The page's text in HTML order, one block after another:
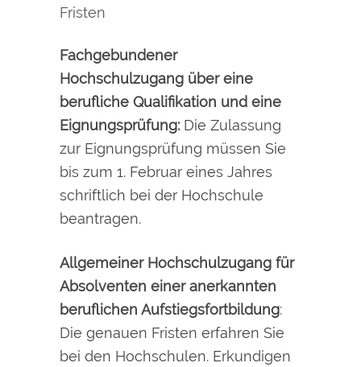
Fristen
Fachgebundener
Hochschulzugang über eine
berufliche Qualifikation und eine
Eignungsprüfung: Die Zulassung
zur Eignungsprüfung müssen Sie
bis zum 1. Februar eines Jahres
schriftlich bei der Hochschule
beantragen.
Allgemeiner Hochschulzugang für
Absolventen einer anerkannten
beruflichen Aufstiegsfortbildung:
Die genauen Fristen erfahren Sie
bei den Hochschulen. Erkundigen